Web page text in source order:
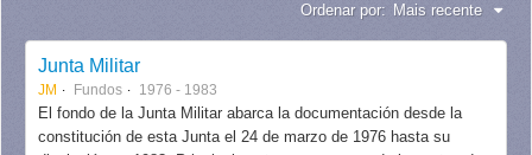
Ordenar por: Mais recente
Junta Militar
JM Fundos 1976 - 1983
El fondo de la Junta Militar abarca la documentación desde la
constitución de esta Junta el 24 de marzo de 1976 hasta su